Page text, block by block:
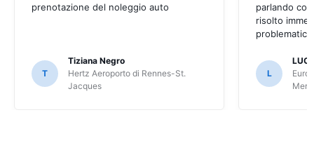
prenotazione del noleggio auto
T
Tiziana Negro
Hertz Aeroporto di Rennes-St.
Jacques
parlando
risolto
L